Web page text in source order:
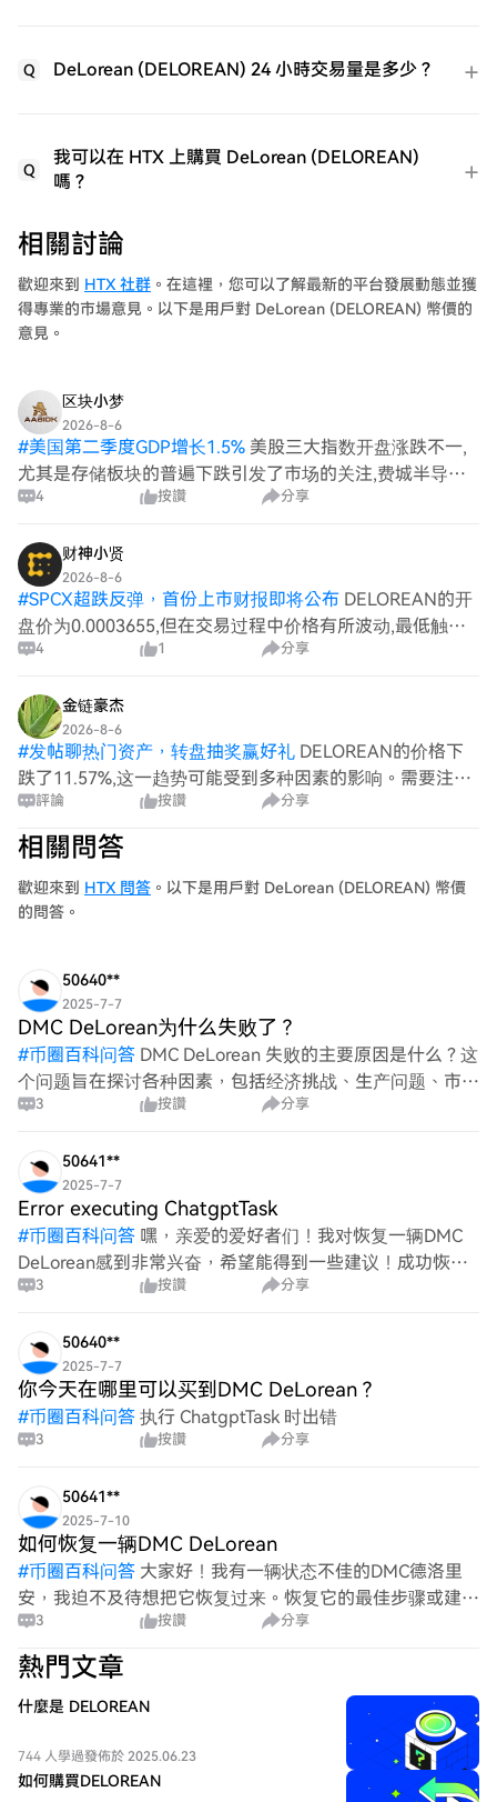
Q DeLorean (DELOREAN) 24 小時交易量是多少？
Q
我可以在 HTX 上購買 DeLorean (DELOREAN)
嗎？
相關討論
歡迎來到 HTX 社群 。在這裡，您可以了解最新的平台發展動態並獲
得專業的市場意見。以下是用戶對 DeLorean (DELOREAN) 幣價的
意見。
区块小梦
2026-8-6
#美国第二季度GDP增长1.5% 美股三大指数开盘涨跌不一,
尤其是存储板块的普遍下跌引发了市场的关注,费城半导体
指数下跌1.52%。其中,个别公司的股价更是出现大幅下挫,
消息
4 按讚 分享
财神小贤
2026-8-6
#SPCX超跌反弹，首份上市财报即将公布 DELOREAN的开
盘价为0.0003655,但在交易过程中价格有所波动,最低触及
0.000294,最终以0.0003081收盘。这一走势显示出明显的
4 1 分享
金链豪杰
2026-8-6
#发帖聊热门资产，转盘抽奖赢好礼 DELOREAN的价格下
跌了11.57%,这一趋势可能受到多种因素的影响。需要注意
的是,闪迪公司最近宣布的长期合同可能对行业产生重要影
响。CEO提到,公司与数据中心和边缘计算领域的客户签署
了8份长期协
評論 按讚 分享
相關問答
歡迎來到 HTX 問答 。以下是用戶對 DeLorean (DELOREAN) 幣價
的問答。
50640**
2025-7-7
DMC DeLorean为什么失败了？
#币圈百科问答 DMC DeLorean 失败的主要原因是什么？这
个问题旨在探讨各种因素，包括经济挑战、生产问题、市场
反应以及其他任何相关方面，这些都导致了这一标志性车辆
3 按讚 分享
50641**
2025-7-7
Error executing ChatgptTask
#币圈百科问答 嘿，亲爱的爱好者们！我对恢复一辆DMC
DeLorean感到非常兴奋，希望能得到一些建议！成功恢复
的最佳步骤是什么？关于采购零件、工具或技术的任何建议
3 按讚 分享
50640**
2025-7-7
你今天在哪里可以买到DMC DeLorean？
#币圈百科问答 执行 ChatgptTask 时出错
3 按讚 分享
50641**
2025-7-10
如何恢复一辆DMC DeLorean
#币圈百科问答 大家好！我有一辆状态不佳的DMC德洛里
安，我迫不及待想把它恢复过来。恢复它的最佳步骤或建议
是什么？关于零件、工具，甚至是从哪里开始的建议都将非
常有帮助。提前谢谢大家！
3 按讚 分享
熱門文章
什麼是 DELOREAN
744 人學過發佈於 2025.06.23
如何購買DELOREAN